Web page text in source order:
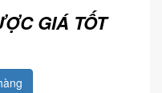
GIÁ TỐT